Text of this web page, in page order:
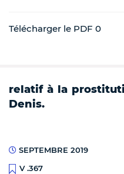
Télécharger le PDF 0
relatif à la
Denis.
SEPTEMBRE 2019
V .367